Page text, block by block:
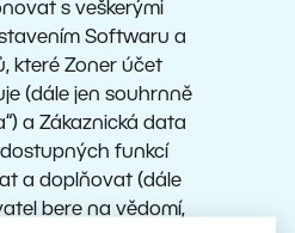
s veškerými
Softwaru a
které Zoner účet
(dále jen souhrnně
a Zákaznická data
funkcí
a doplňovat (dále
bere na vědomí,